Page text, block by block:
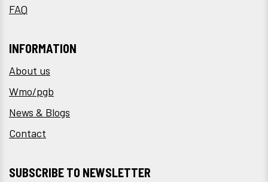
FAQ
INFORMATION
About us
Wmo/pgb
News & Blogs
Contact
SUBSCRIBE TO NEWSLETTER